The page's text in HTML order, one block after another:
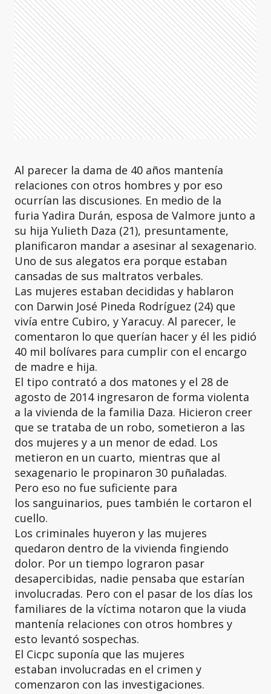
Al parecer la dama de 40 años mantenía
relaciones con otros hombres y por eso
ocurrían las discusiones. En medio de la
furia Yadira Durán, esposa de Valmore junto a
su hija Yulieth Daza (21), presuntamente,
planificaron mandar a asesinar al sexagenario.
Uno de sus alegatos era porque estaban
cansadas de sus maltratos verbales.
Las mujeres estaban decididas y hablaron
con Darwin José Pineda Rodríguez (24) que
vivía entre Cubiro, y Yaracuy. Al parecer, le
comentaron lo que querían hacer y él les pidió
40 mil bolívares para cumplir con el encargo
de madre e hija.
El tipo contrató a dos matones y el 28 de
agosto de 2014 ingresaron de forma violenta
a la vivienda de la familia Daza. Hicieron creer
que se trataba de un robo, sometieron a las
dos mujeres y a un menor de edad. Los
metieron en un cuarto, mientras que al
sexagenario le propinaron 30 puñaladas.
Pero eso no fue suficiente para
los sanguinarios, pues también le cortaron el
cuello.
Los criminales huyeron y las mujeres
quedaron dentro de la vivienda fingiendo
dolor. Por un tiempo lograron pasar
desapercibidas, nadie pensaba que estarían
involucradas. Pero con el pasar de los días los
familiares de la víctima notaron que la viuda
mantenía relaciones con otros hombres y
esto levantó sospechas.
El Cicpc suponía que las mujeres
estaban involucradas en el crimen y
comenzaron con las investigaciones.